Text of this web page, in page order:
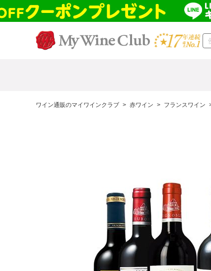
ワイン通販のマイワインクラブ > 赤ワイン > フランスワイン